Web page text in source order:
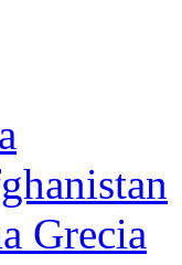
Grecia